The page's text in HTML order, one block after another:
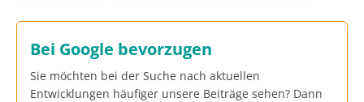
Bei Google bevorzugen
Sie möchten bei der Suche nach aktuellen
Entwicklungen häufiger unsere Beiträge sehen? Dann